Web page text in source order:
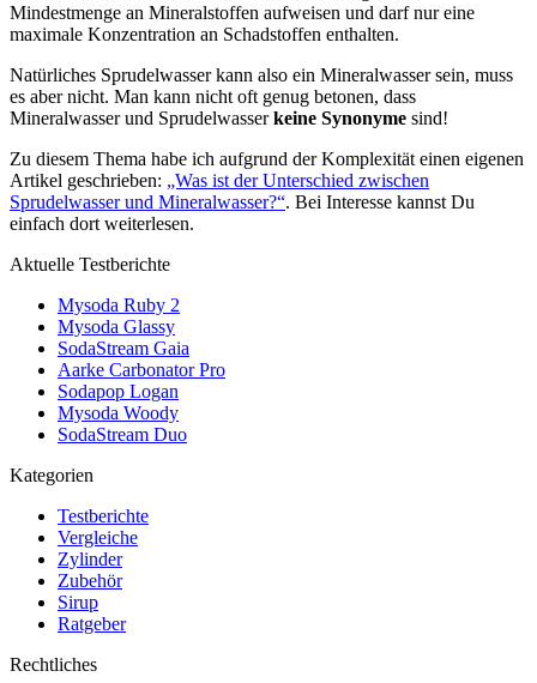
Mindestmenge an Mineralstoffen aufweisen und darf nur eine
maximale Konzentration an Schadstoffen enthalten.
Natürliches Sprudelwasser kann also ein Mineralwasser sein, muss
es aber nicht. Man kann nicht oft genug betonen, dass
Mineralwasser und Sprudelwasserkeine Synonyme sind!
Zu diesem Thema habe ich aufgrund der Komplexität einen eigenen
Artikel geschrieben: „Was ist der Unterschied zwischen
Sprudelwasser und Mineralwasser?“. Bei Interesse kannst Du
einfach dort weiterlesen.
Aktuelle Testberichte
Mysoda Ruby 2
Mysoda Glassy
SodaStream Gaia
Aarke Carbonator Pro
Sodapop Logan
Mysoda Woody
SodaStream Duo
Kategorien
Testberichte
Vergleiche
Zylinder
Zubehör
Sirup
Ratgeber
Rechtliches